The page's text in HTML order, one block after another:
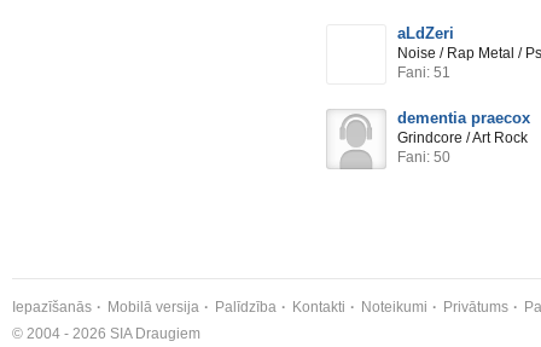
aLdZeri
Noise / Rap Metal /
Fani: 51
dementia praecox
Grindcore / Art Rock
Fani: 50
Iepazīšanās Mobilā versija Palīdzība Kontakti Noteikumi Privātums
© 2004 - 2026 SIA Draugiem